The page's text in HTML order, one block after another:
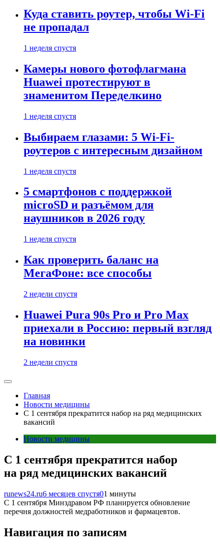
Куда ставить роутер, чтобы Wi-Fi
не пропадал
1 неделя спустя
Камеры нового фотофлагмана
Huawei протестируют в
знаменитом Переделкино
1 неделя спустя
Выбираем глазами: 5 Wi-Fi-
роутеров с интересным дизайном
1 неделя спустя
5 смартфонов с поддержкой
microSD и разъёмом для
наушников в 2026 году
1 неделя спустя
Как проверить баланс на
МегаФоне: все способы
2 недели спустя
Huawei Pura 90s Pro и Pro Max
приехали в Россию: первый взгляд
на новинки
2 недели спустя
Главная
Новости медицины
С 1 сентября прекратится набор на ряд медицинских
вакансий
Новости медицины
С 1 сентября прекратится набор
на ряд медицинских вакансий
runews24.ru6 месяцев спустя01 минуты
С 1 сентября Минздравом РФ планируется обновление
перечня должностей медработников и фармацевтов.
Навигация по записям